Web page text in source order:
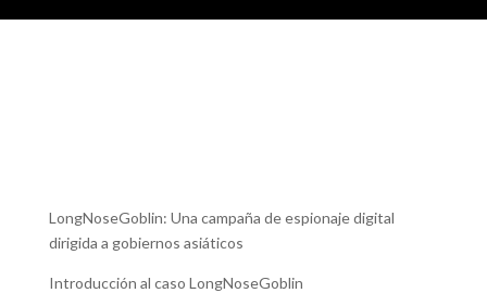
LongNoseGoblin: Una campaña de espionaje digital
dirigida a gobiernos asiáticos
Introducción al caso LongNoseGoblin